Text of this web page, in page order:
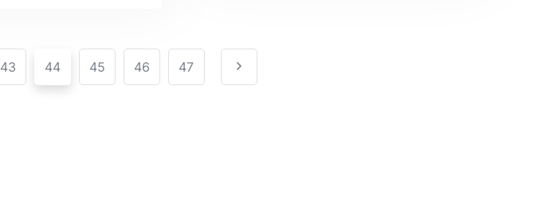
43 44 45 46 47